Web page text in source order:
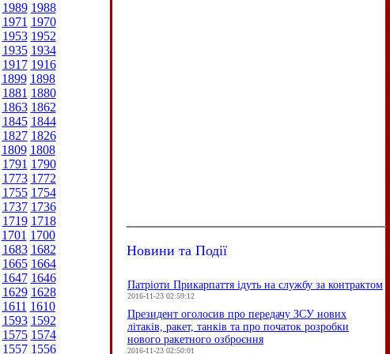
1989 1988
1971 1970
1953 1952
1935 1934
1917 1916
1899 1898
1881 1880
1863 1862
1845 1844
1827 1826
1809 1808
1791 1790
1773 1772
1755 1754
1737 1736
1719 1718
1701 1700
1683 1682
1665 1664
1647 1646
1629 1628
1611 1610
1593 1592
1575 1574
1557 1556
Новини та Події
Патріоти Прикарпаття ідуть на службу за контрактом
2016-11-23 02:59:12
Президент оголосив про передачу ЗСУ нових
літаків, ракет, танків та про початок розробки
нового ракетного озброєння
2016-11-23 02:50:01